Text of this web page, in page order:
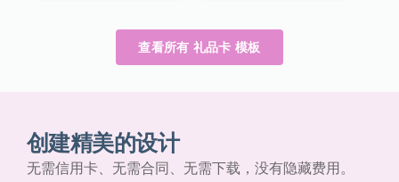
查看所有 礼品卡 模板
创建精美的设计
无需信用卡、无需合同、无需下载，没有隐藏费用。